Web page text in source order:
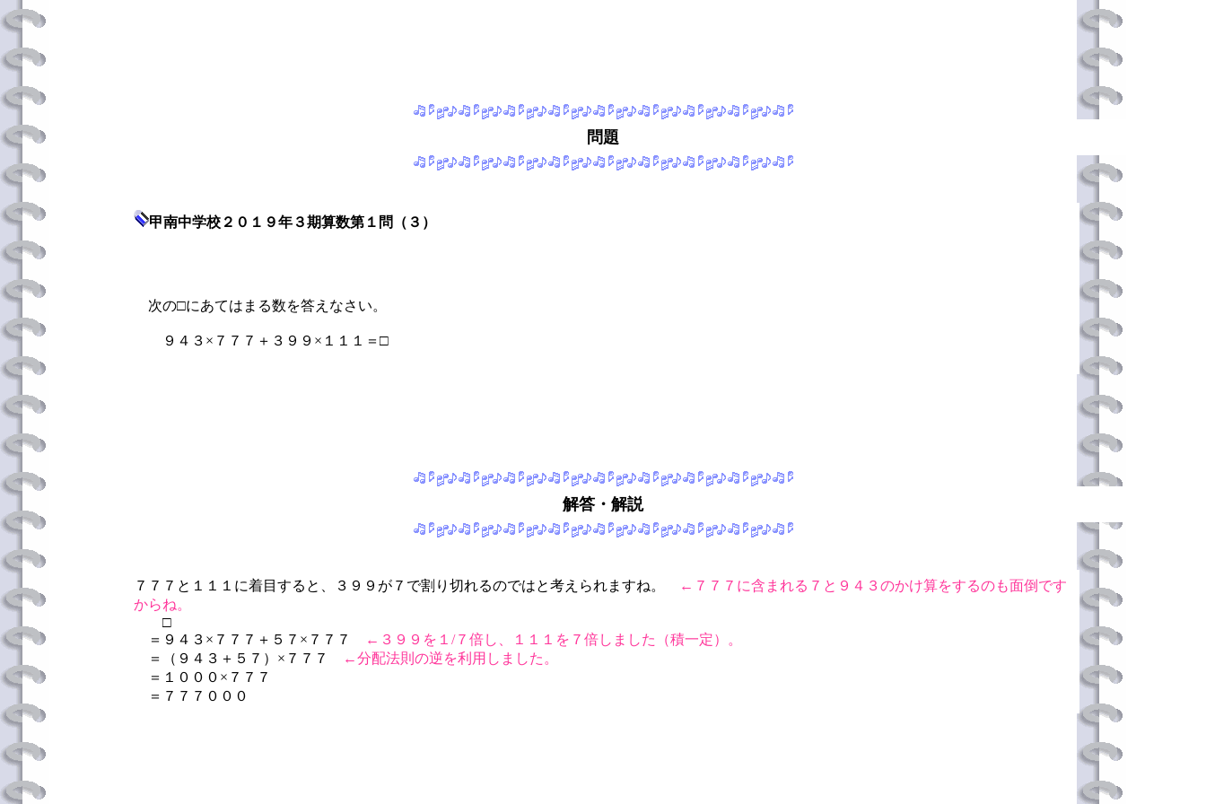
問題
甲南中学校２０１９年３期算数第１問（３）
次の□にあてはまる数を答えなさい。
９４３×７７７＋３９９×１１１＝□
解答・解説
７７７と１１１に着目すると、３９９が７で割り切れるのではと考えられますね。
←７７７に含まれる７と９４３のかけ算をするのも面倒です
からね。
□
＝９４３×７７７＋５７×７７７
←３９９を１/７倍し、１１１を７倍しました（積一定）。
＝（９４３＋５７）×７７７
←分配法則の逆を利用しました。
＝１０００×７７７
＝７７７０００